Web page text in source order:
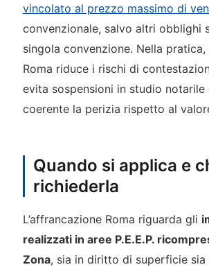
vincolato al prezzo massimo di
convenzionale, salvo altri obblighi
singola convenzione. Nella
Roma riduce i rischi di
evita sospensioni in studio notarile
coerente la perizia rispetto al
Quando si applica e
richiederla
L’affrancazione Roma riguarda gli
realizzati in aree P.E.E.P.
Zona, sia in diritto di superficie sia